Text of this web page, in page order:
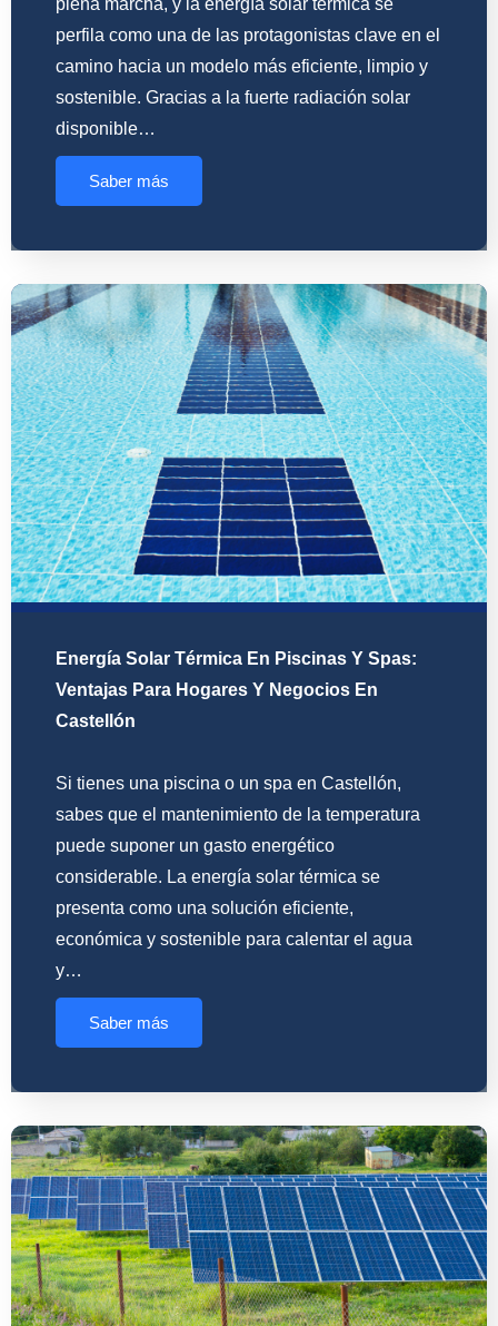
perfila como una de las protagonistas clave en el
camino hacia un modelo más eficiente, limpio y
sostenible. Gracias a la fuerte radiación solar
disponible…
Saber más
Energía Solar Térmica En Piscinas Y Spas:
Ventajas Para Hogares Y Negocios En
Castellón
Si tienes una piscina o un spa en Castellón,
sabes que el mantenimiento de la temperatura
puede suponer un gasto energético
considerable. La energía solar térmica se
presenta como una solución eficiente,
económica y sostenible para calentar el agua
y…
Saber más